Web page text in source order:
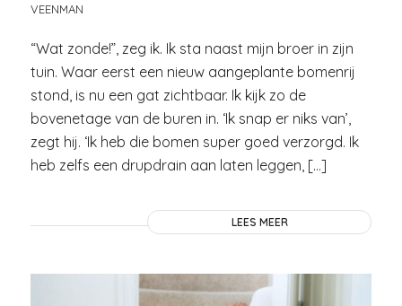
VEENMAN
“Wat zonde!”, zeg ik. Ik sta naast mijn broer in zijn
tuin. Waar eerst een nieuw aangeplante bomenrij
stond, is nu een gat zichtbaar. Ik kijk zo de
bovenetage van de buren in. ‘Ik snap er niks van’,
zegt hij. ‘Ik heb die bomen super goed verzorgd. Ik
heb zelfs een drupdrain aan laten leggen, […]
LEES MEER